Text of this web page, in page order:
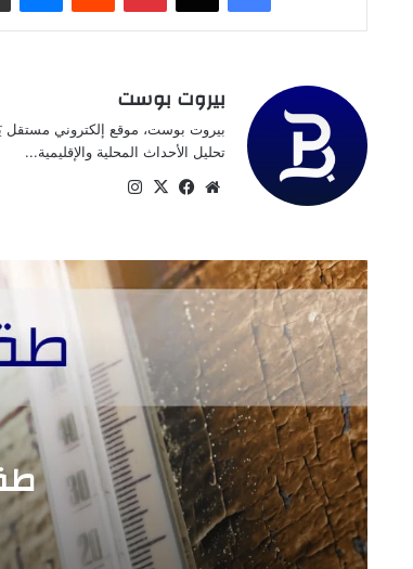
بيروت بوست
بيروت بوست، موقع إلكتروني مستقل
تحليل الأحداث المحلية والإقليمية...
موقعفيسبوك
‫X